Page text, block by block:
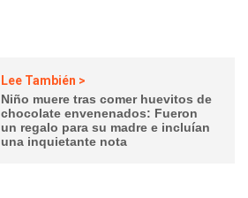
Lee También >
Niño muere tras comer huevitos de
chocolate envenenados: Fueron
un regalo para su madre e incluían
una inquietante nota